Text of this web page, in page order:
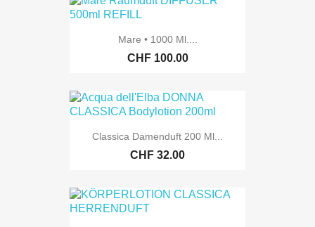
Mare • 1000 Ml....
CHF 100.00
Classica Damenduft 200 Ml...
CHF 32.00